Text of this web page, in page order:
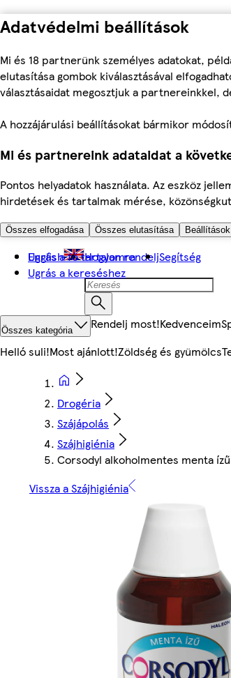
Adatvédelmi beállítások
Mi és 18 partnerünk személyes adatokat,
elutasítása gombok kiválasztásával
választásaidat megosztjuk a partnereinkkel,
A hozzájárulási beállításokat bármikor
Mi és partnereink adataidat a
Pontos helyadatok használata. Az eszköz
hirdetések és tartalmak mérése,
Összes elfogadása Összes elutasítása Beállítások
Ugrás a fő tartalomra
Ugrás a kereséshez
English Hogyan rendeljSegítség
Összes kategória Rendelj most!Kedvenceim
Helló suli!Most ajánlott!Zöldség és gyümölcs
Drogéria
Szájápolás
Szájhigiénia
Corsodyl alkoholmentes menta
Vissza a Szájhigiénia